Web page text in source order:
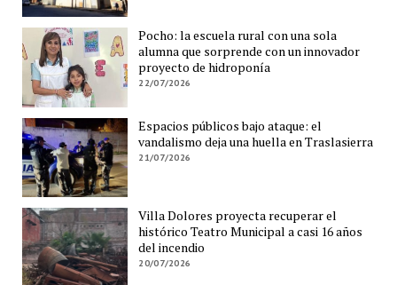
Pocho: la escuela rural con una sola
alumna que sorprende con un innovador
proyecto de hidroponía
22/07/2026
Espacios públicos bajo ataque: el
vandalismo deja una huella en Traslasierra
21/07/2026
Villa Dolores proyecta recuperar el
histórico Teatro Municipal a casi 16 años
del incendio
20/07/2026